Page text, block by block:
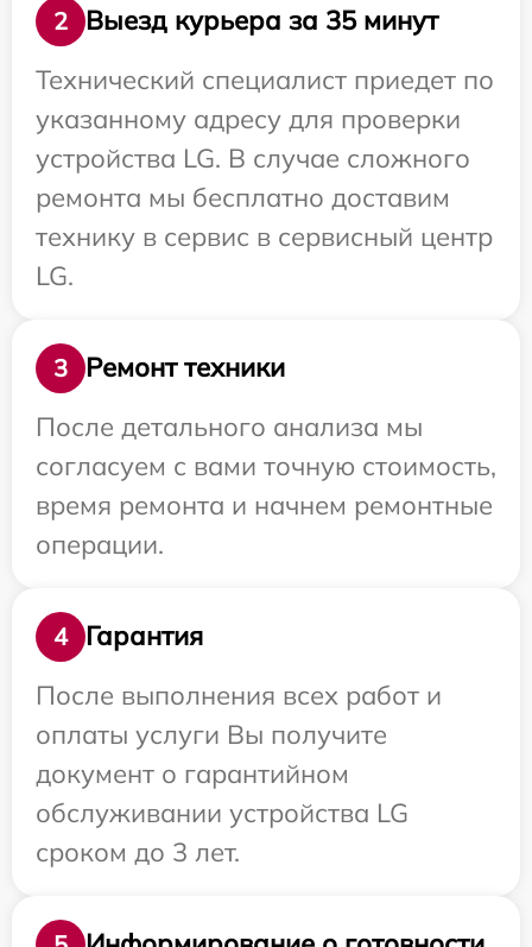
2
Выезд курьера за 35 минут
Технический специалист приедет по
указанному адресу для проверки
устройства LG. В случае сложного
ремонта мы бесплатно доставим
технику в сервис в сервисный центр
LG.
3
Ремонт техники
После детального анализа мы
согласуем с вами точную стоимость,
время ремонта и начнем ремонтные
операции.
4
Гарантия
После выполнения всех работ и
оплаты услуги Вы получите
документ о гарантийном
обслуживании устройства LG
сроком до 3 лет.